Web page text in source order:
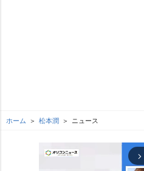
ホーム 松本潤 ニュース
arrow_forward_ios